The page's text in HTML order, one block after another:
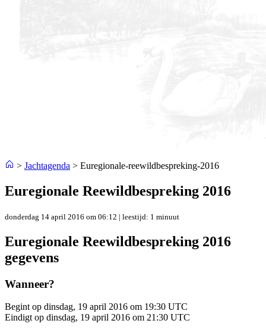
> Jachtagenda > Euregionale-reewildbespreking-2016
Euregionale Reewildbespreking 2016
donderdag 14 april 2016 om 06:12 | leestijd: 1 minuut
Euregionale Reewildbespreking 2016
gegevens
Wanneer?
Begint op dinsdag, 19 april 2016 om 19:30 UTC
Eindigt op dinsdag, 19 april 2016 om 21:30 UTC